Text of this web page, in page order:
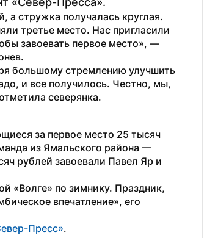
а стружка получалась круглая.
третье место. Нас пригласили
завоевать первое место», —
большому стремлению улучшить
и все получилось. Честно, мы,
северянка.
за первое место 25 тысяч
из Ямальского района —
рублей завоевали Павел Яр и
«Волге» по зимнику. Праздник,
впечатление», его
Пресс».